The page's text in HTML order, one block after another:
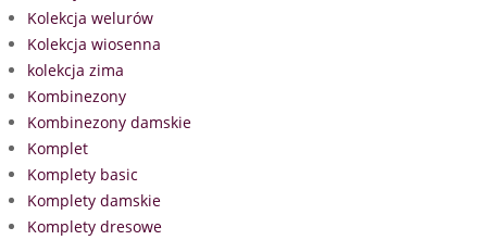
Kolekcja welurów
Kolekcja wiosenna
kolekcja zima
Kombinezony
Kombinezony damskie
Komplet
Komplety basic
Komplety damskie
Komplety dresowe